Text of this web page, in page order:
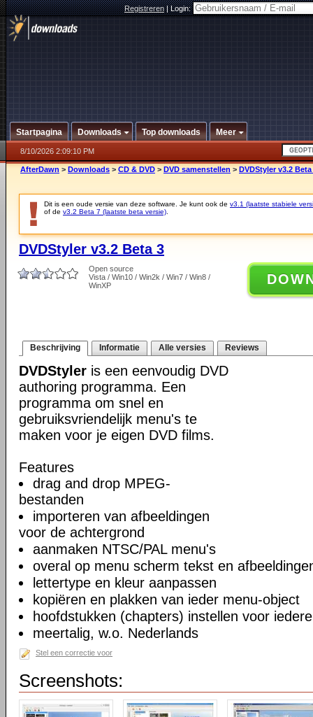
Registreren|Login:
Startpagina Downloads Top downloads Meer
8/10/2026 2:09:10 PM
AfterDawn > Downloads > CD & DVD > DVD samenstellen > DVDStyler v3.2 Beta
Dit is een oude versie van deze software. Je kunt ook de v3.1 (laatste stabiele
of de v3.2 Beta 7 (laatste beta versie)
DVDStyler v3.2 Beta 3
Open source
Vista / Win10 / Win2k / Win7 / Win8 /
WinXP
Beschrijving Informatie Alle versies Reviews
DVDStyler is een eenvoudig DVD
authoring programma. Een
programma om snel en
gebruiksvriendelijk menu's te
maken voor je eigen DVD films.
Features
drag and drop MPEG-
bestanden
importeren van afbeeldingen
voor de achtergrond
aanmaken NTSC/PAL menu's
overal op menu scherm tekst en
lettertype en kleur aanpassen
kopiëren en plakken van ieder menu-object
hoofdstukken (chapters) instellen voor
meertalig, w.o. Nederlands
Stel een correctie voor
Screenshots: